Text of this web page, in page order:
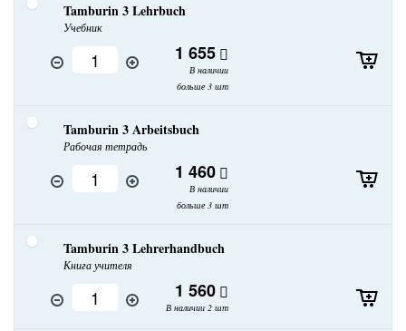
Tamburin 3 Lehrbuch
Учебник
1 655
В наличии
больше 3 шт
Tamburin 3 Arbeitsbuch
Рабочая тетрадь
1 460
В наличии
больше 3 шт
Tamburin 3 Lehrerhandbuch
Книга учителя
1 560
В наличии 2 шт